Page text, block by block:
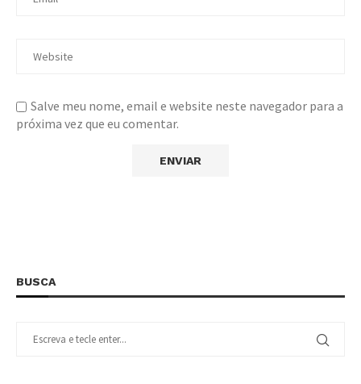
Salve meu nome, email e website neste navegador para a
próxima vez que eu comentar.
BUSCA